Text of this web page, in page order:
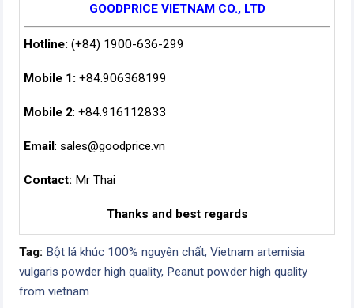
GOODPRICE VIETNAM CO., LTD
Hotline: (+84) 1900-636-299
Mobile 1: +84.906368199
Mobile 2: +84.916112833
Email: sales@goodprice.vn
Contact: Mr Thai
Thanks and best regards
Tag: Bột lá khúc 100% nguyên chất, Vietnam artemisia
vulgaris powder high quality, Peanut powder high quality
from vietnam